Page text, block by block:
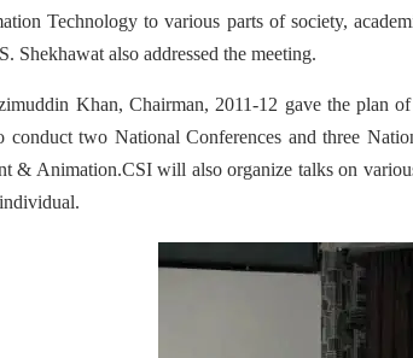
Technology to various parts of society,
Shekhawat also addressed the meeting.
Khan, Chairman, 2011-12 gave the plan
conduct two National Conferences and three
& Animation.CSI will also organize talks on